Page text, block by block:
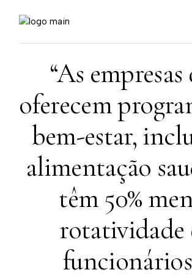
“As empresas
oferecem
bem-estar,
alimentação
têm 50%
rotatividade